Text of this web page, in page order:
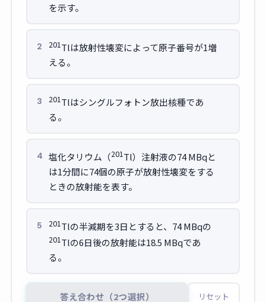
を示す。
2 201Tlは放射性壊変によって原子番号が1増
える。
3 201Tlはシングルフォトン放出核種であ
る。
4 塩化タリウム（201Tl）注射液の74 MBqと
は1分間に74個の原子が放射性壊変をする
ときの放射能を表す。
5 201Tlの半減期を3日とすると、74 MBqの
201Tlの6日後の放射能は18.5 MBqであ
る。
答え合わせ（2つ選択） リセット